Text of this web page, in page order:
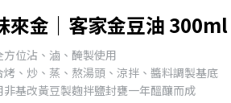
來金｜客家金豆油 300ml
位沾、滷、醃製使用
、炒、蒸、熬湯頭、涼拌、醬料調製基底
基改黃豆製麴拌鹽封甕一年醞釀而成